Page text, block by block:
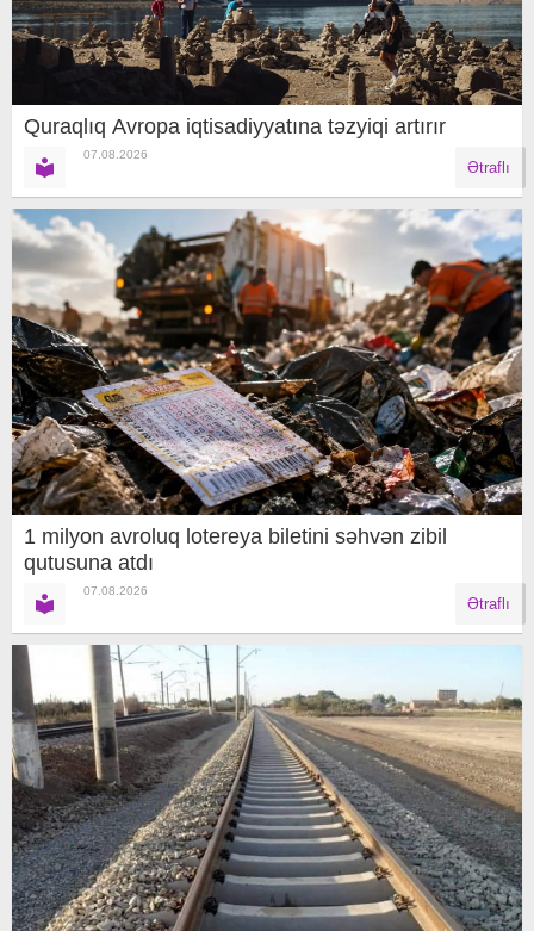
Quraqlıq Avropa iqtisadiyyatına təzyiqi artırır
07.08.2026
Ətraflı
1 milyon avroluq lotereya biletini səhvən zibil
qutusuna atdı
07.08.2026
Ətraflı